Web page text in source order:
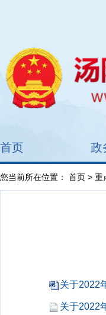
首页 政
您当前所在位置： 首页 > 重
关于2022
关于2022